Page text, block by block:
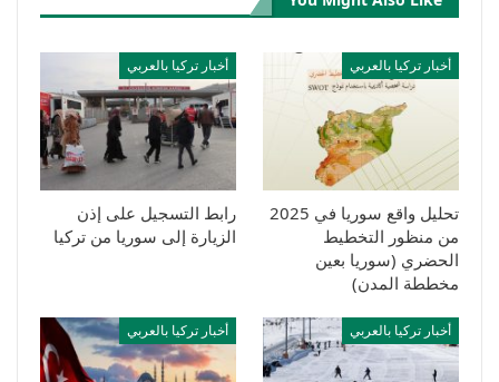
أخبار تركيا بالعربي
تحليل واقع سوريا في 2025
من منظور التخطيط
الحضري (سوريا بعين
مخططة المدن)
أخبار تركيا بالعربي
رابط التسجيل على إذن
الزيارة إلى سوريا من تركيا
أخبار تركيا بالعربي أخبار تركيا بالعربي